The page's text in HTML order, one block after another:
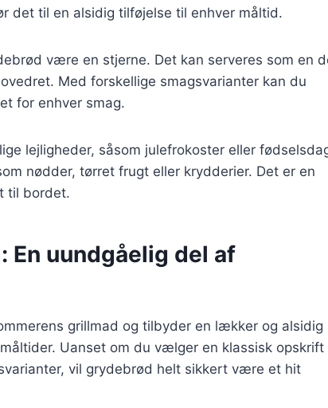
det til en alsidig tilføjelse til enhver måltid.
være en stjerne. Det kan serveres som en
Med forskellige smagsvarianter kan du
for enhver smag.
lejligheder, såsom julefrokoster eller
nødder, tørret frugt eller krydderier. Det er en
til bordet.
En uundgåelig del af
grillmad og tilbyder en lækker og alsidig
Uanset om du vælger en klassisk opskrift
vil grydebrød helt sikkert være et hit